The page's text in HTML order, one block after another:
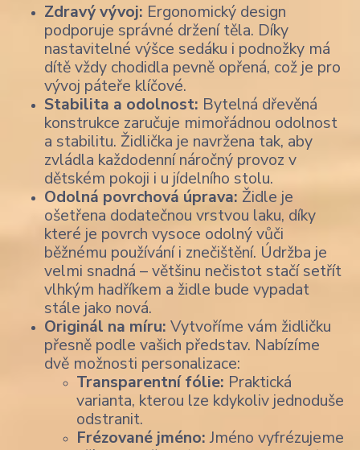
Zdravý vývoj: Ergonomický design
podporuje správné držení těla. Díky
nastavitelné výšce sedáku i podnožky má
dítě vždy chodidla pevně opřená, což je pro
vývoj páteře klíčové.
Stabilita a odolnost: Bytelná dřevěná
konstrukce zaručuje mimořádnou odolnost
a stabilitu. Židlička je navržena tak, aby
zvládla každodenní náročný provoz v
dětském pokoji i u jídelního stolu.
Odolná povrchová úprava: Židle je
ošetřena dodatečnou vrstvou laku, díky
které je povrch vysoce odolný vůči
běžnému používání i znečištění. Údržba je
velmi snadná – většinu nečistot stačí setřít
vlhkým hadříkem a židle bude vypadat
stále jako nová.
Originál na míru: Vytvoříme vám židličku
přesně podle vašich představ. Nabízíme
dvě možnosti personalizace:
Transparentní fólie: Praktická
varianta, kterou lze kdykoliv jednoduše
odstranit.
Frézované jméno:Jméno vyfrézujeme